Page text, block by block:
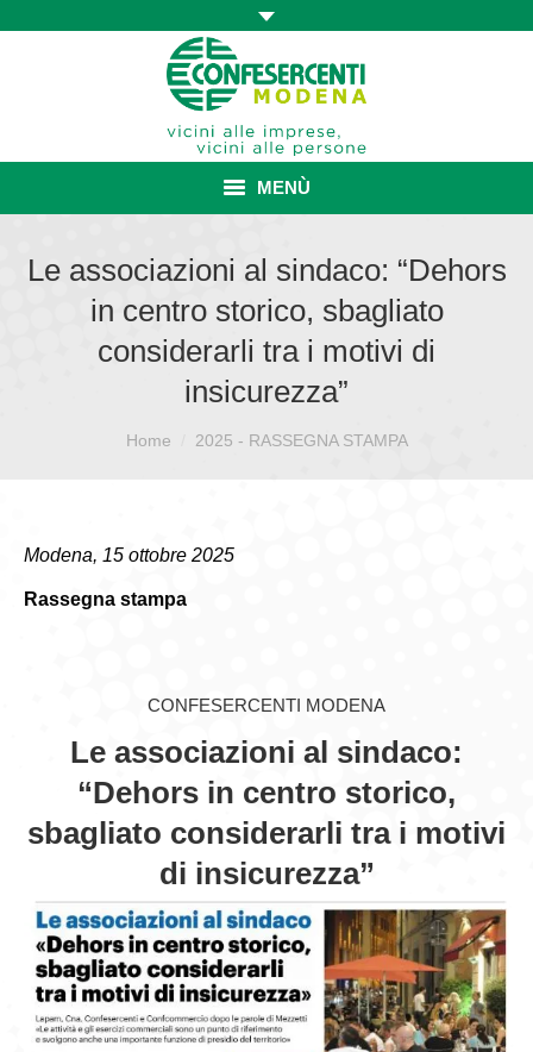
MENÙ
ASSOCIAZIONE
ISCRIZIONE E VANTAGGI
Le associazioni al sindaco: “Dehors
in centro storico, sbagliato
considerarli tra i motivi di
insicurezza”
Home 2025 - RASSEGNA STAMPA
Modena, 15 ottobre 2025
Rassegna stampa
CONFESERCENTI MODENA
Le associazioni al sindaco:
“Dehors in centro storico,
sbagliato considerarli tra i motivi
di insicurezza”